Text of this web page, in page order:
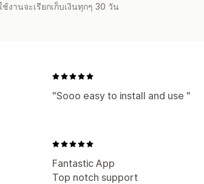
งานจะเรียกเก็บเงินทุกๆ 30 วัน
"Sooo easy to install and use "
Fantastic App
Top notch support